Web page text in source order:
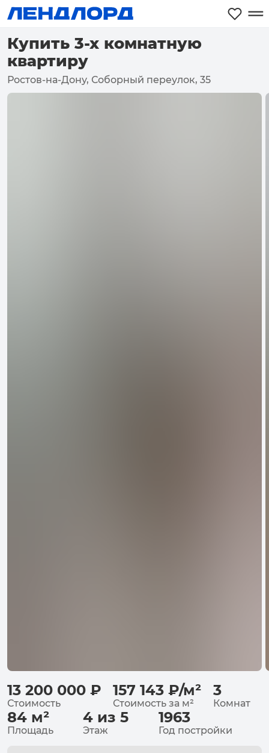
Купить 3-х комнатную
квартиру
Ростов-на-Дону, Соборный переулок, 35
13 200 000 ₽
Стоимость
157 143 ₽/м²
Стоимость за м²
3
Комнат
84 м²
Площадь
4 из 5
Этаж
1963
Год постройки